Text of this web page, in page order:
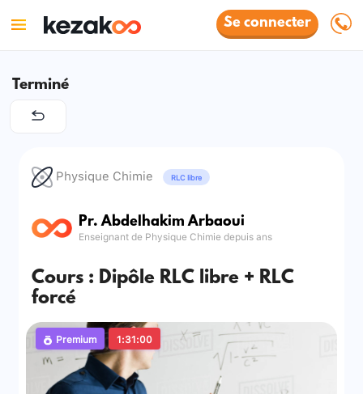
Se connecter
Terminé
Physique Chimie RLC libre
Pr. Abdelhakim Arbaoui
Enseignant de Physique Chimie depuis ans
Cours : Dipôle RLC libre + RLC
forcé
Premium 1:31:00